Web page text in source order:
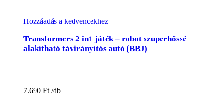
Hozzáadás a kedvencekhez
Transformers 2 in1 játék – robot szuperhőssé
alakítható távirányítós autó (BBJ)
7.690 Ft